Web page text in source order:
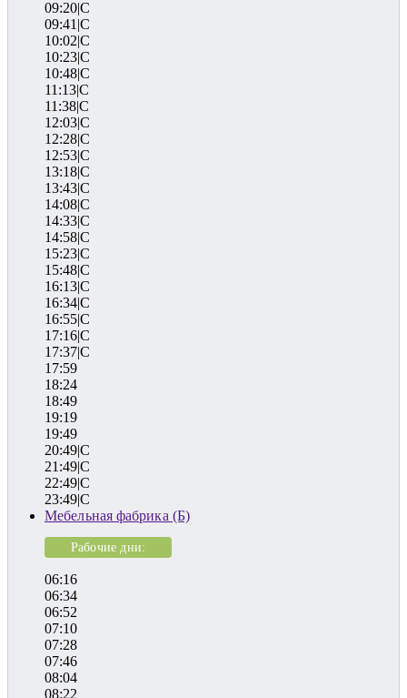
09:20|C
09:41|C
10:02|C
10:23|C
10:48|C
11:13|C
11:38|C
12:03|C
12:28|C
12:53|C
13:18|C
13:43|C
14:08|C
14:33|C
14:58|C
15:23|C
15:48|C
16:13|C
16:34|C
16:55|C
17:16|C
17:37|C
17:59
18:24
18:49
19:19
19:49
20:49|C
21:49|C
22:49|C
23:49|C
Мебельная фабрика (Б)
Рабочие дни:
06:16
06:34
06:52
07:10
07:28
07:46
08:04
08:22